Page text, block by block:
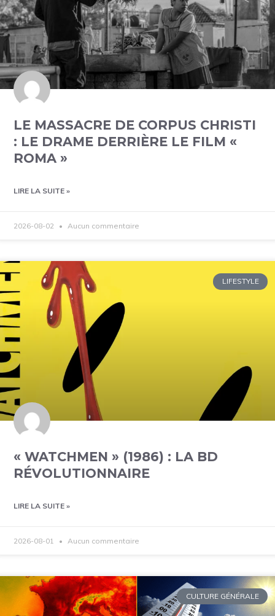
LE MASSACRE DE CORPUS CHRISTI
: LE DRAME DERRIÈRE LE FILM «
ROMA »
LIRE LA SUITE »
2026-08-02 Aucun commentaire
LIFESTYLE
« WATCHMEN » (1986) : LA BD
RÉVOLUTIONNAIRE
LIRE LA SUITE »
2026-08-01 Aucun commentaire
CULTURE GÉNÉRALE